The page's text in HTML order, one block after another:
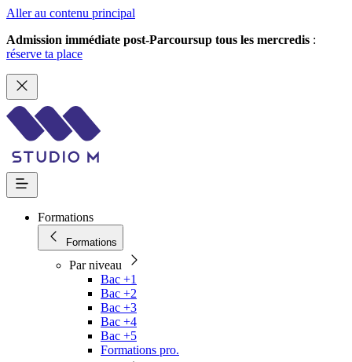
Aller au contenu principal
Admission immédiate post-Parcoursup tous les mercredis :
réserve ta place
Formations
Formations
Par niveau
Bac +1
Bac +2
Bac +3
Bac +4
Bac +5
Formations pro.